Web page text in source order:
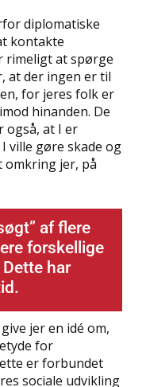
diplomatiske
kontakte
rimeligt at spørge
at der ingen er til
for jeres folk er
hinanden. De
også, at I er
ville gøre skade og
jer, på
af flere
forskellige
har
jer en idé om,
for
er forbundet
sociale udvikling